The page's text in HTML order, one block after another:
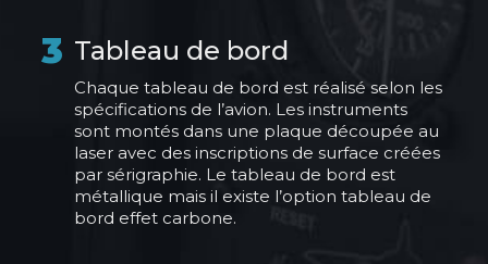
3 Tableau de bord
Chaque tableau de bord est réalisé selon les
spécifications de l’avion. Les instruments
sont montés dans une plaque découpée au
laser avec des inscriptions de surface créées
par sérigraphie. Le tableau de bord est
métallique mais il existe l’option tableau de
bord effet carbone.